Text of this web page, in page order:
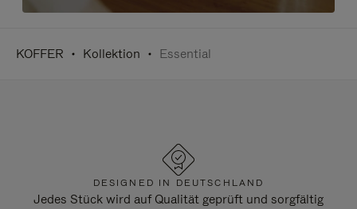
KOFFER Kollektion Essential
DESIGNED IN DEUTSCHLAND
Jedes Stück wird auf Qualität geprüft und sorgfältig